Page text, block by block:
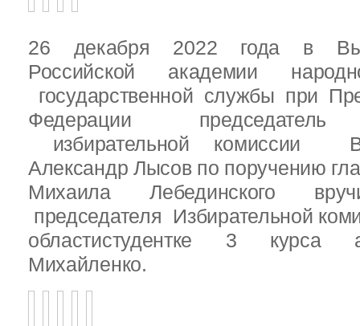
26 декабря 2022 года в
Российской академии
государственной службы при
Федерации председатель
избирательной комиссии
Александр Лысов по поручению
Михаила Лебединского
председателя Избирательной
областистудентке 3 курса
Михайленко.